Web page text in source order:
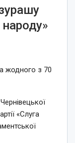
народу»
жодного з 70
«Слуга